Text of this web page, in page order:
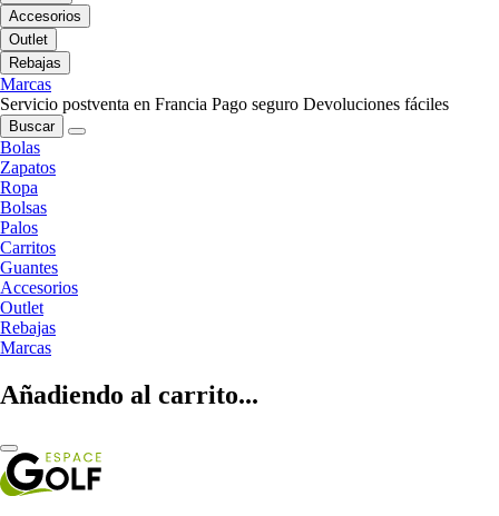
Accesorios
Outlet
Rebajas
Marcas
Servicio postventa en Francia Pago seguro Devoluciones fáciles
Buscar
Bolas
Zapatos
Ropa
Bolsas
Palos
Carritos
Guantes
Accesorios
Outlet
Rebajas
Marcas
Añadiendo al carrito...